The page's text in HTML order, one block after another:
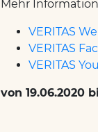
Mehr
VERITAS
VERITAS
VERITAS
von 19.06.2020